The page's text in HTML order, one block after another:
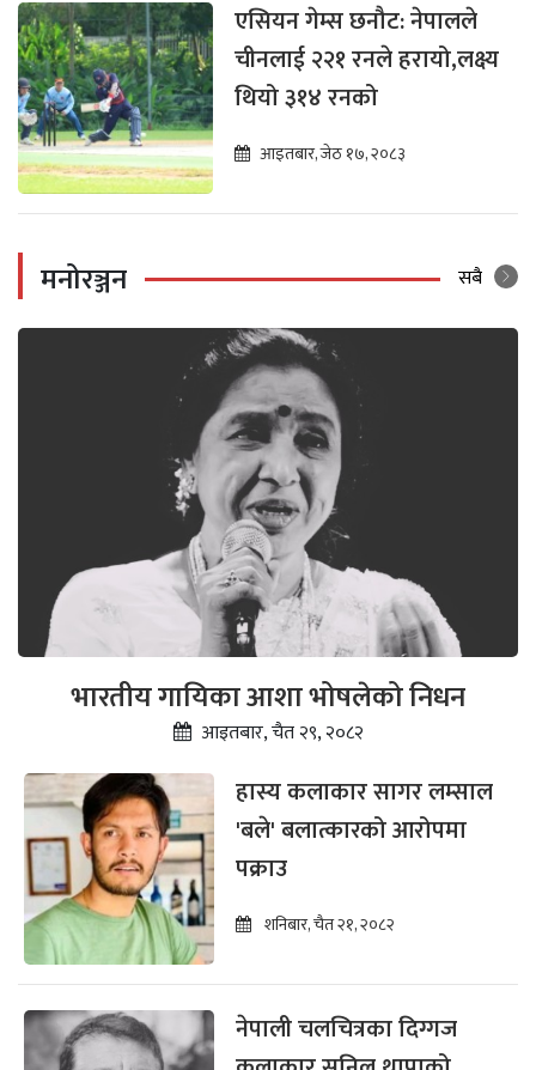
एसियन गेम्स छनौट: नेपालले
चीनलाई २२१ रनले हरायो,लक्ष्य
थियो ३१४ रनको
आइतबार, जेठ १७, २०८३
मनोरञ्जन सबै
भारतीय गायिका आशा भोषलेको निधन
आइतबार, चैत २९, २०८२
हास्य कलाकार सागर लम्साल
'बले' बलात्कारको आरोपमा
पक्राउ
शनिबार, चैत २१, २०८२
नेपाली चलचित्रका दिग्गज